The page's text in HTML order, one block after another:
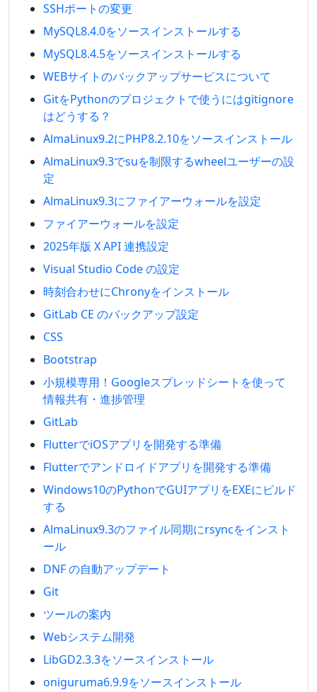
SSHポートの変更
MySQL8.4.0をソースインストールする
MySQL8.4.5をソースインストールする
WEBサイトのバックアップサービスについて
GitをPythonのプロジェクトで使うにはgitignore
はどうする？
AlmaLinux9.2にPHP8.2.10をソースインストール
AlmaLinux9.3でsuを制限するwheelユーザーの設
定
AlmaLinux9.3にファイアーウォールを設定
ファイアーウォールを設定
2025年版 X API 連携設定
Visual Studio Code の設定
時刻合わせにChronyをインストール
GitLab CE のバックアップ設定
CSS
Bootstrap
小規模専用！Googleスプレッドシートを使って
情報共有・進捗管理
GitLab
FlutterでiOSアプリを開発する準備
Flutterでアンドロイドアプリを開発する準備
Windows10のPythonでGUIアプリをEXEにビルド
する
AlmaLinux9.3のファイル同期にrsyncをインスト
ール
DNF の自動アップデート
Git
ツールの案内
Webシステム開発
LibGD2.3.3をソースインストール
oniguruma6.9.9をソースインストール